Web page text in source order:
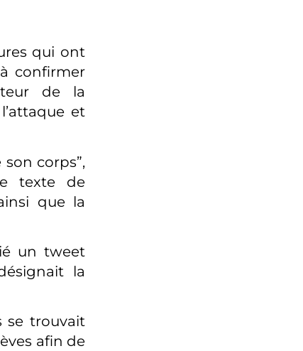
qui ont
confirmer
de la
et
corps”,
texte de
que la
un tweet
la
se trouvait
afin de